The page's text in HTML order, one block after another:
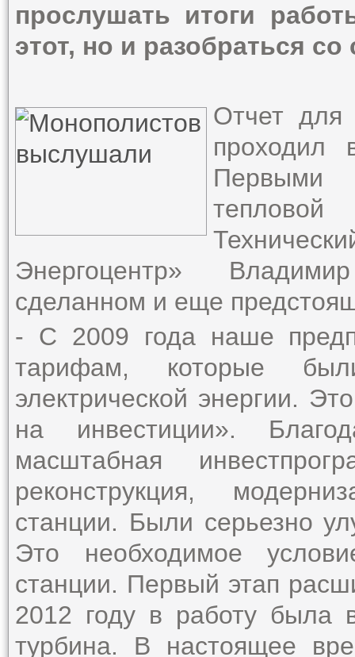
прослушать итоги
этот, но и разобраться
Отчет
проходил
Первыми
Энергоцентр»
сделанном и еще
- С 2009 года наше
тарифам, которые
электрической энергии.
на инвестиции».
масштабная
реконструкция,
станции. Были серьезно
Это необходимое
станции. Первый этап
2012 году в работу была
турбина. В настоящее